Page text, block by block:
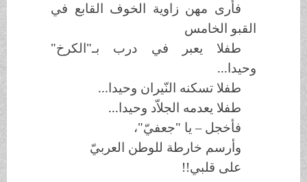
فأرى مهن زاوية الخوف القابع في
القبو الخامس
طفلا يعبر في درب بـ"الكرخ"
وحيدا...
طفلا تسكنه النّيران وحيدا...
طفلا يعدمه الجلاّد وحيدا...
فأخجل – يا "جعفيّ"،
وأرسم خارطة للوطن العربيّ
على قلبي!!